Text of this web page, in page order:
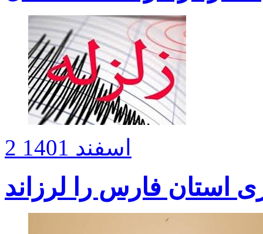
2 اسفند 1401